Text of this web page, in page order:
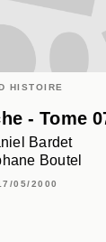
HISTOIRE
- Tome
Bardet
Boutel
05/2000